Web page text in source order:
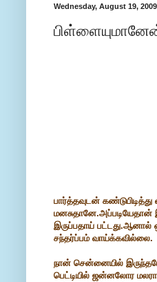
Wednesday, August 19, 2009
பார்த்தவுடன்
இருப்பதாய் பட்டது.ஆனால்
சந்தர்ப்பம் வாய்க்கவில்லை.
நான் சென்னையில்
பெட்டியில் ஜன்னலோர